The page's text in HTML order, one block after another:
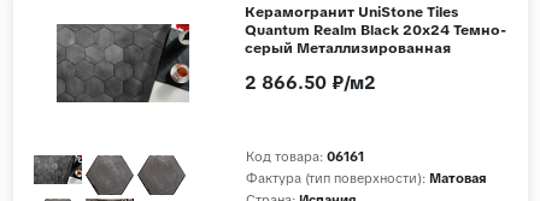
Керамогранит UniStone Tiles
Quantum Realm Black 20x24 Темно-
серый Металлизированная
Код товара: 06161
Фактура (тип поверхности): Матовая
2 866.50 ₽/м2